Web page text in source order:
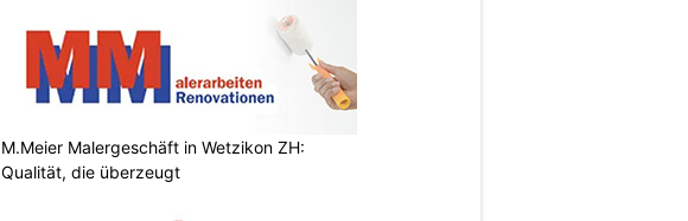
M.Meier Malergeschäft in Wetzikon ZH:
Qualität, die überzeugt